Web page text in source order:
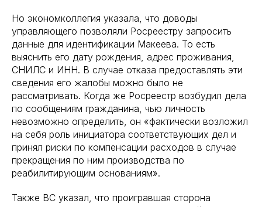
Но экономколлегия указала, что доводы
управляющего позволяли Росреестру запросить
данные для идентификации Макеева. То есть
выяснить его дату рождения, адрес проживания,
СНИЛС и ИНН. В случае отказа предоставлять эти
сведения его жалобы можно было не
рассматривать. Когда же Росреестр возбудил дела
по сообщениям гражданина, чью личность
невозможно определить, он «фактически возложил
на себя роль инициатора соответствующих дел и
принял риски по компенсации расходов в случае
прекращения по ним производства по
реабилитирующим основаниям».
Также ВС указал, что проигравшая сторона